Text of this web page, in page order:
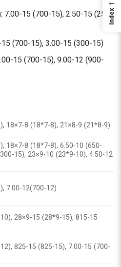
7.00-15 (700-15), 2.50-15 (250-
(700-15), 3.00-15 (300-15)
15 (700-15), 9.00-12 (900-
18×7-8 (18*7-8), 21×8-9 (21*8-9)
18×7-8 (18*7-8), 6.50-10 (650-
15), 23×9-10 (23*9-10), 4.50-12
7.00-12(700-12)
28×9-15 (28*9-15), 815-15
825-15 (825-15), 7.00-15 (700-
Index